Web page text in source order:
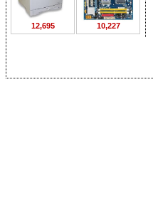
12,695 10,227